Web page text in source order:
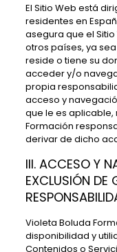
El Sitio Web está
residentes en
asegura que el
otros países, ya
reside o tiene su
acceder y/o
propia
acceso y
que le es aplicable,
Formación
derivar de dicho
III. ACCESO Y
EXCLUSIÓN DE
Violeta Boluda
disponibilidad y
Contenidos o